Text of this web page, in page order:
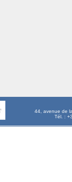
44, avenue de
Tél. :